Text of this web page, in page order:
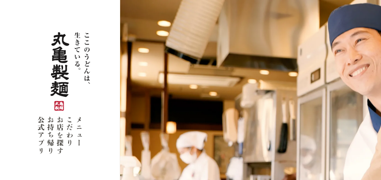
メニュー
こだわり
お店を探す
お持ち帰り
公式アプリ